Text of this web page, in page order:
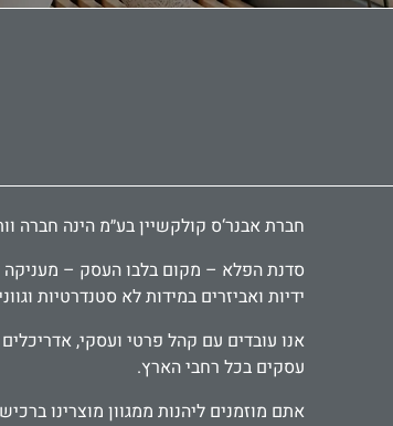
חברת אבנר‘ס קולקשיין בע״מ הינה חברה וותיקה במשק הישראלי ומובילה כבר 30 שנה
סדנת הפלא – מקום בלבו העסק – מעניקה
ידיות ואביזרים במידות לא סטנדרטיות
עסקים בכל רחבי הארץ.
אתם מוזמנים ליהנות ממגוון מוצרינו